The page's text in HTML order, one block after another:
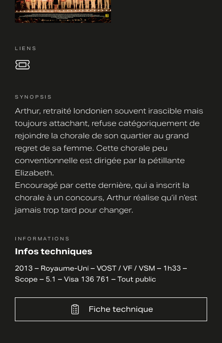
LIENS
SYNOPSIS
Arthur, retraité londonien souvent irascible mais
toujours attachant, refuse catégoriquement de
rejoindre la chorale de son quartier au grand
regret de sa femme. Cette chorale peu
conventionnelle est dirigée par la pétillante
Elizabeth.
Encouragé par cette dernière, qui a inscrit la
chorale à un concours, Arthur réalise qu’il n’est
jamais trop tard pour changer.
INFORMATIONS
Infos techniques
2013 – Royaume-Uni – VOST / VF / VSM – 1h33 –
Scope – 5.1 – Visa 136 761 – Tout public
Fiche technique